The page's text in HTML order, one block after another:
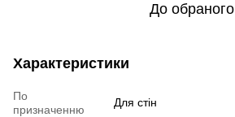
До обраного
Характеристики
По
призначенню
Для стін